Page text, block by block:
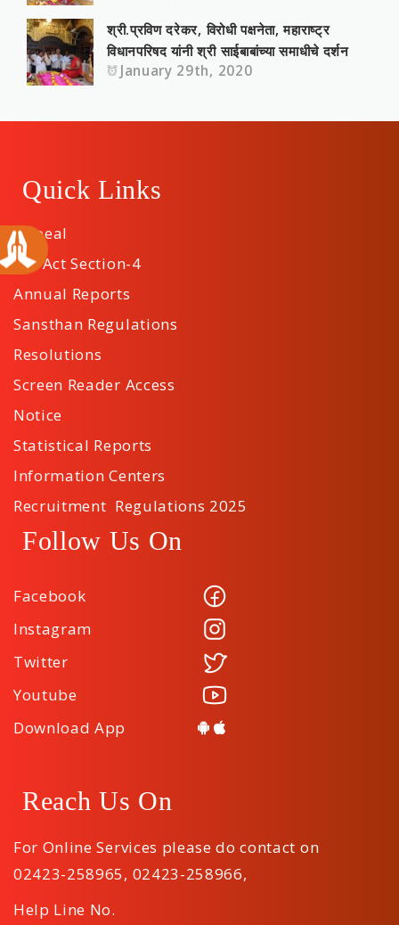
श्री.प्रविण दरेकर, विरोधी पक्षनेता, महाराष्‍ट्र
विधानपरिषद यांनी श्री साईबाबांच्या समाधीचे दर्शन
January 29th, 2020
Quick Links
Appeal
RTI Act Section-4
Annual Reports
Sansthan Regulations
Resolutions
Screen Reader Access
Notice
Statistical Reports
Information Centers
Recruitment Regulations 2025
Follow Us On
Facebook
Instagram
Twitter
Youtube
Download App
Reach Us On
For Online Services please do contact on
02423-258965, 02423-258966,
Help Line No.